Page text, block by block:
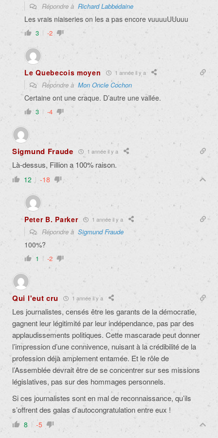
Répondre à Richard Labbédaine
Les vrais niaiseries on les a pas encore vuuuuUUuuu
3 -2
Le Quebecois moyen 1 année il y a
Répondre à Mon Oncle Cochon
Certaine ont une craque. D’autre une vallée.
3 -4
Sigmund Fraude 1 année il y a
Là-dessus, Fillion a 100% raison.
12 -18
Peter B. Parker 1 année il y a
Répondre à Sigmund Fraude
100%?
1 -2
Qui l'eut cru 1 année il y a
Les journalistes, censés être les garants de la démocratie,
gagnent leur légitimité par leur indépendance, pas par des
applaudissements politiques. Cette mascarade peut donner
l’impression d’une connivence, nuisant à la crédibilité de la
profession déjà amplement entamée. Et le rôle de
l’Assemblée devrait être de se concentrer sur ses missions
législatives, pas sur des hommages personnels.
Si ces journalistes sont en mal de reconnaissance, qu’ils
s’offrent des galas d’autocongratulation entre eux !
8 -5